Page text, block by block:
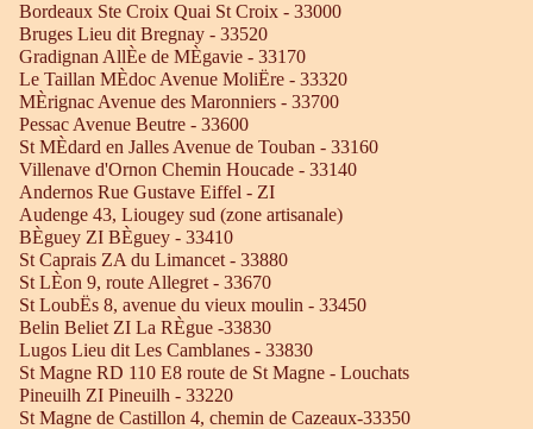
Bordeaux Ste Croix Quai St Croix - 33000
Bruges Lieu dit Bregnay - 33520
Gradignan AllÈe de MÈgavie - 33170
Le Taillan MÈdoc Avenue MoliËre - 33320
MÈrignac Avenue des Maronniers - 33700
Pessac Avenue Beutre - 33600
St MÈdard en Jalles Avenue de Touban - 33160
Villenave d'Ornon Chemin Houcade - 33140
Andernos Rue Gustave Eiffel - ZI
Audenge 43, Liougey sud (zone artisanale)
BÈguey ZI BÈguey - 33410
St Caprais ZA du Limancet - 33880
St LÈon 9, route Allegret - 33670
St LoubËs 8, avenue du vieux moulin - 33450
Belin Beliet ZI La RÈgue -33830
Lugos Lieu dit Les Camblanes - 33830
St Magne RD 110 E8 route de St Magne - Louchats
Pineuilh ZI Pineuilh - 33220
St Magne de Castillon 4, chemin de Cazeaux-33350